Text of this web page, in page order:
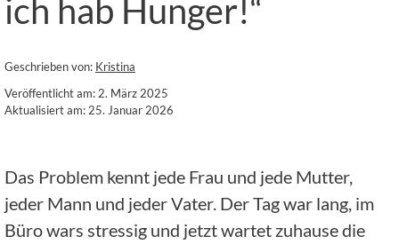
ich hab Hunger!“
Geschrieben von: Kristina
Veröffentlicht am: 2. März 2025
Aktualisiert am: 25. Januar 2026
Das Problem kennt jede Frau und jede Mutter,
jeder Mann und jeder Vater. Der Tag war lang, im
Büro wars stressig und jetzt wartet zuhause die